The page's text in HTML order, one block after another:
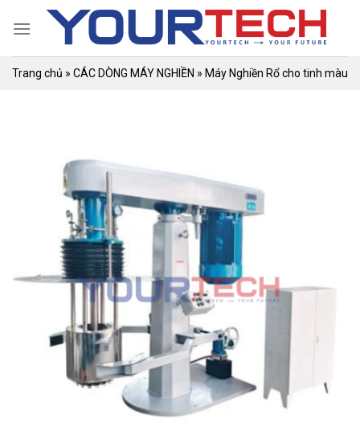
Trang chủ » CÁC DÒNG MÁY NGHIỀN » Máy Nghiền Rổ cho tinh màu